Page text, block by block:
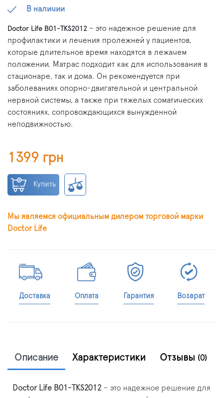
В наличии
Doctor Life B01-TKS2012 – это надежное решение для
профилактики и лечения пролежней у пациентов,
которые длительное время находятся в лежачем
положении. Матрас подходит как для использования в
стационаре, так и дома. Он рекомендуется при
заболеваниях опорно-двигательной и центральной
нервной системы, а также при тяжелых соматических
состояниях, сопровождающихся вынужденной
неподвижностью.
1399 грн
Купить
Мы являемся официальным дилером торговой марки
Doctor Life
Доставка Оплата Гарантия Возврат
Описание Характеристики Отзывы (0)
Doctor Life B01-TKS2012 – это надежное решение для